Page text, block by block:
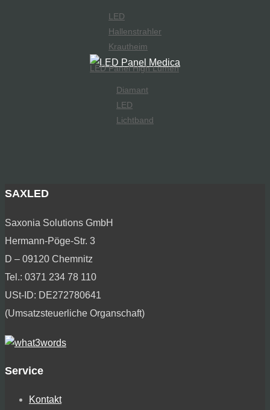
LED
Hallenstrahler
Krautheim
LED Panel High Lumen
Diamant
LED
Lichtband
SAXLED
Saxonia Solutions GmbH
Hermann-Pöge-Str. 3
D – 09120 Chemnitz
Tel.: 0371 234 78 110
USt-ID: DE272780641
(Umsatzsteuerliche Organschaft)
Service
Kontakt